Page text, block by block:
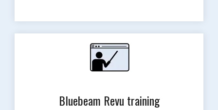
Bluebeam Revu training